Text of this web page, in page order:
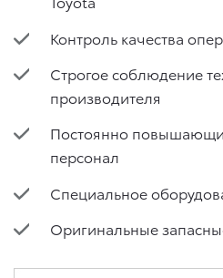
Контроль качества
Строгое соблюдение
производителя
Постоянно
персонал
Специальное
Оригинальные